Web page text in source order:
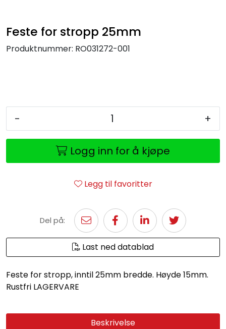
Feste for stropp 25mm
Produktnummer: RO031272-001
- +
Logg inn for å kjøpe
Legg til favoritter
Del på:
Last ned datablad
Feste for stropp, inntil 25mm bredde. Høyde 15mm.
Rustfri LAGERVARE
Beskrivelse